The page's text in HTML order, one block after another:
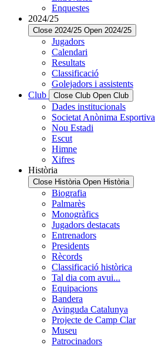
Enquestes
2024/25
Close 2024/25 Open 2024/25
Jugadors
Calendari
Resultats
Classificació
Golejadors i assistents
Club
Close Club Open Club
Dades institucionals
Societat Anònima Esportiva
Nou Estadi
Escut
Himne
Xifres
Història
Close Història Open Història
Biografia
Palmarès
Monogràfics
Jugadors destacats
Entrenadors
Presidents
Rècords
Classificació històrica
Tal dia com avui...
Equipacions
Bandera
Avinguda Catalunya
Projecte de Camp Clar
Museu
Patrocinadors